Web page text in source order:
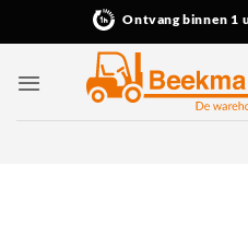
Ontvang binnen 1